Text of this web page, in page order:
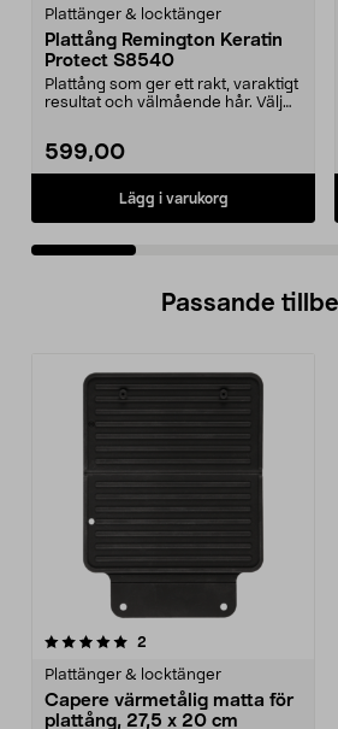
Plattänger & locktänger
Plattång Remington Keratin
Protect S8540
Plattång som ger ett rakt, varaktigt
resultat och välmående hår. Välj
599,00
Lägg i varukorg
Passande
2
Plattänger & locktänger
Capere värmetålig matta för
plattång, 27,5 x 20 cm